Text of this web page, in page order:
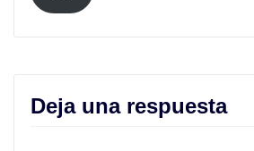
Deja una respuesta